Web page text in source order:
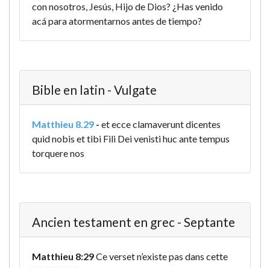
con nosotros, Jesús, Hijo de Dios? ¿Has venido
acá para atormentarnos antes de tiempo?
Bible en latin - Vulgate
Matthieu 8.29 - et ecce clamaverunt dicentes
quid nobis et tibi Fili Dei venisti huc ante tempus
torquere nos
Ancien testament en grec - Septante
Matthieu 8:29Ce verset n’existe pas dans cette